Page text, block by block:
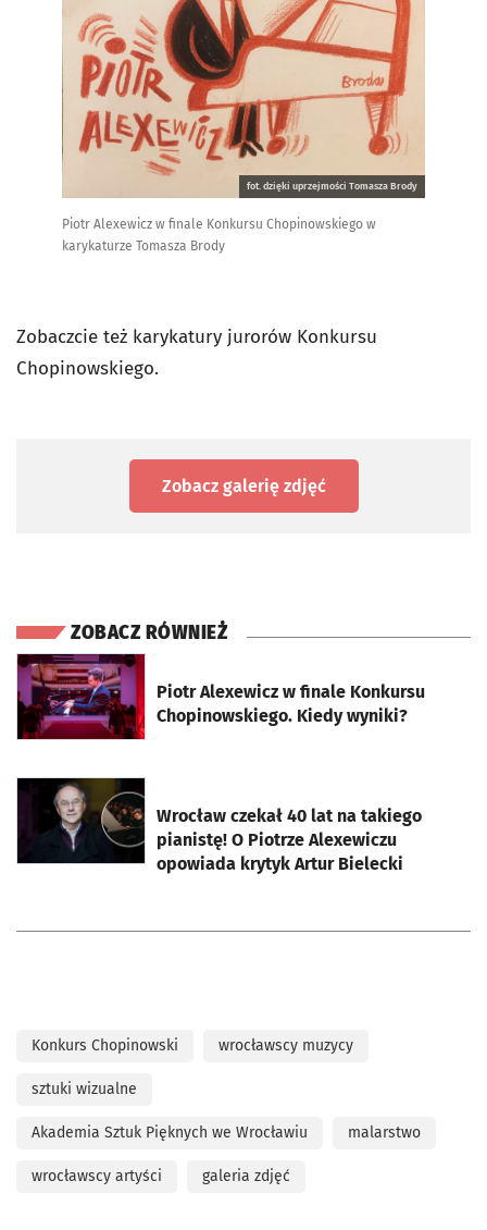
fot. dzięki uprzejmości Tomasza Brody
Piotr Alexewicz w finale Konkursu Chopinowskiego w
karykaturze Tomasza Brody
Zobaczcie też karykatury jurorów Konkursu
Chopinowskiego.
Zobacz galerię zdjęć
ZOBACZ RÓWNIEŻ
Piotr Alexewicz w finale Konkursu
Chopinowskiego. Kiedy wyniki?
otworzy się w nowej karcie
Wrocław czekał 40 lat na takiego
pianistę! O Piotrze Alexewiczu
opowiada krytyk Artur Bielecki
otworzy się w nowej karcie
Konkurs Chopinowski wrocławscy muzycy
sztuki wizualne
Akademia Sztuk Pięknych we Wrocławiu malarstwo
wrocławscy artyści galeria zdjęć